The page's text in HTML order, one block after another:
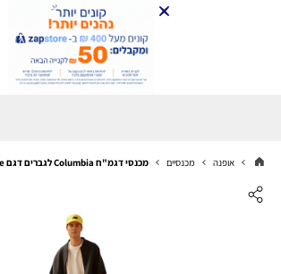
אופנה מכנסיים מכנסי דגמ"ח Columbia לגברים דגם Silver Ridge